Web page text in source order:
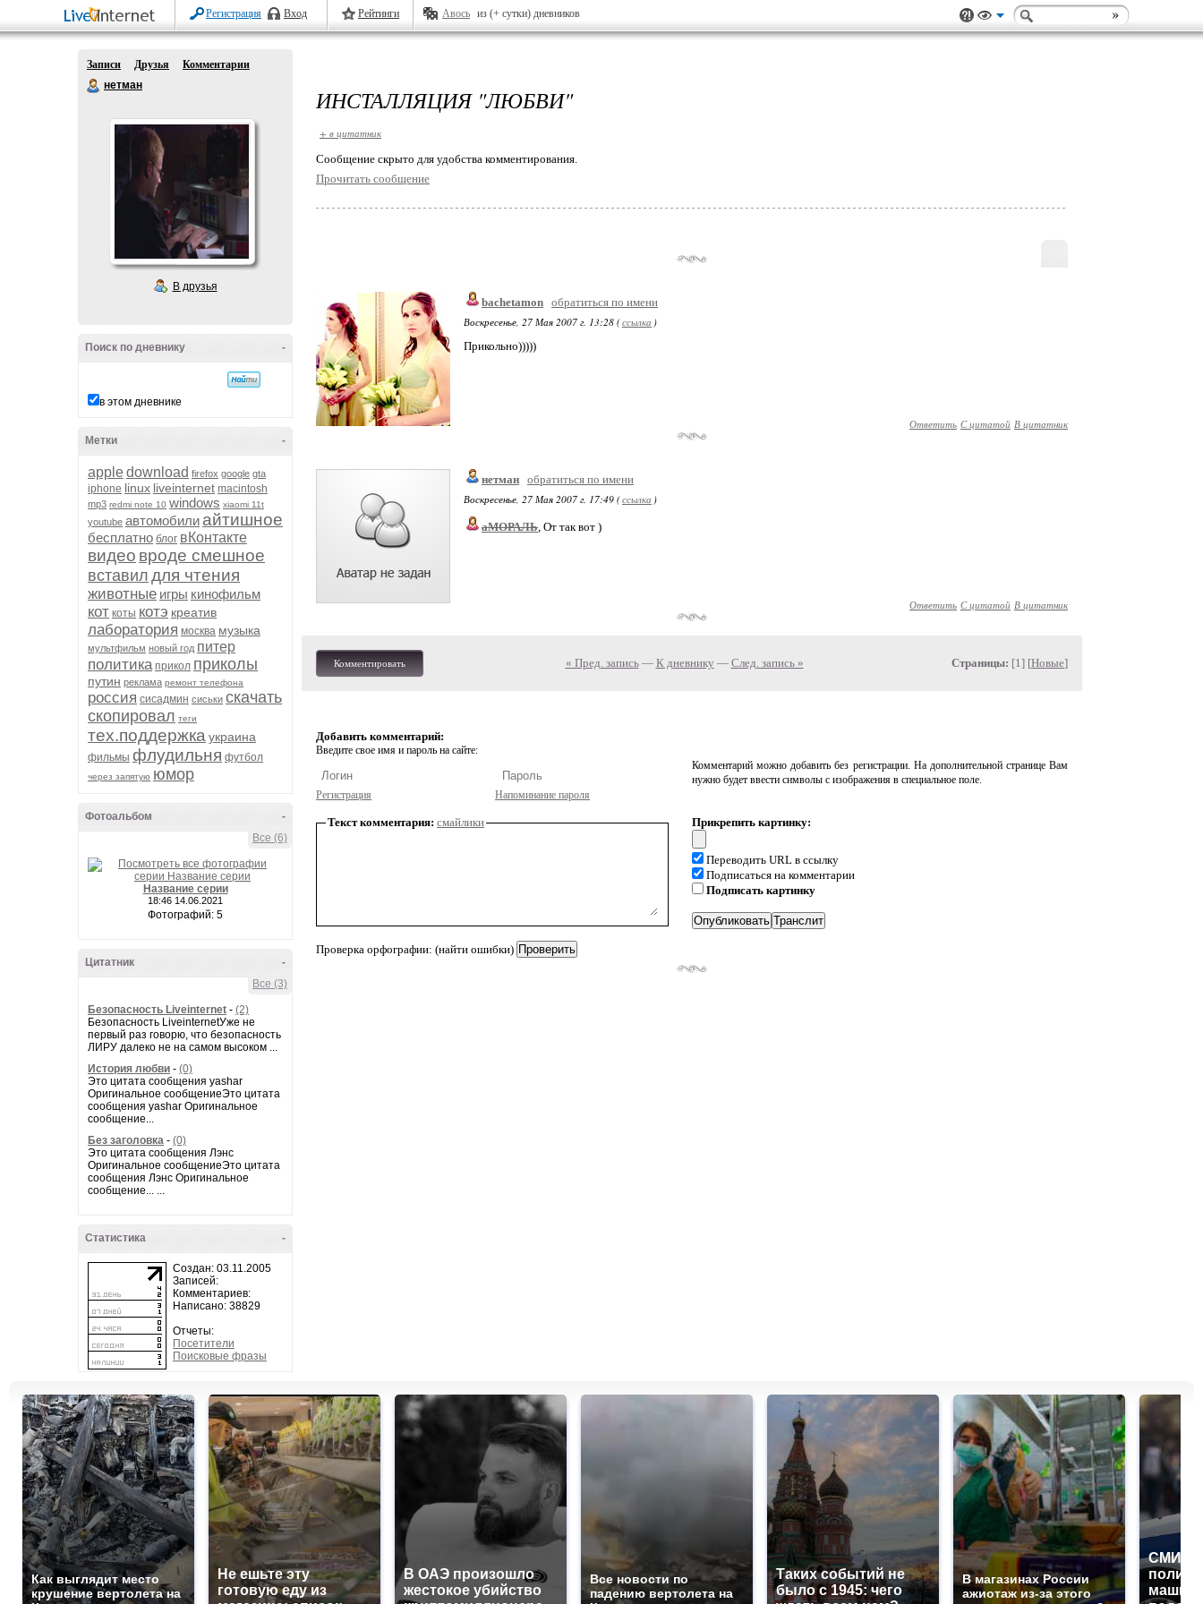
Регистрация Вход Рейтинги Авось из (+ сутки) дневников
Записи Друзья
Комментарии
нетман
В друзья
-
Поиск по дневнику
в этом дневнике
-
Метки
appledownload firefox google gta
iphone linux liveinternet macintosh
mp3 redmi note 10 windows xiaomi 11t
youtube автомобили айтишное
бесплатно блог вКонтакте
видео вроде смешное
вставил для чтения
животные игры кинофильм
кот коты котэ креатив
лаборатория москва музыка
мультфильм новый год питер
политика прикол приколы
путин реклама ремонт телефона
россия сисадмин сиськи скачать
скопировал теги
тех.поддержка украина
фильмы флудильня футбол
через запятую юмор
-
Фотоальбом
Все (6)
Название серии
18:46 14.06.2021
Фотографий: 5
-
Цитатник
Все (3)
Безопасность Liveinternet - (2)
Безопасность LiveinternetУже не
первый раз говорю, что безопасность
ЛИРУ далеко не на самом высоком ...
История любви - (0)
Это цитата сообщения yashar
Оригинальное сообщениеЭто цитата
сообщения yashar Оригинальное
сообщение...
Без заголовка - (0)
Это цитата сообщения Лэнс
Оригинальное сообщениеЭто цитата
сообщения Лэнс Оригинальное
сообщение... ...
-
Статистика
Создан: 03.11.2005
Записей:
Комментариев:
Написано: 38829
Отчеты:
Посетители
Поисковые фразы
ИНСТАЛЛЯЦИЯ "ЛЮБВИ"
+ в цитатник
Cообщение скрыто для удобства комментирования.
Прочитать сообщение
bachetamon обратиться по имени
Воскресенье, 27 Мая 2007 г. 13:28 (ссылка )
Прикольно)))))
Ответить С цитатой В цитатник
нетман обратиться по имени
Воскресенье, 27 Мая 2007 г. 17:49 (ссылка )
аМОРАЛЬ, От так вот )
Ответить С цитатой В цитатник
Комментировать « Пред. запись— К дневнику — След. запись » Страницы: [1] [Новые]
Добавить комментарий:
Введите свое имя и пароль на сайте:
Регистрация Напоминание пароля
Комментарий можно добавить без регистрации. На дополнительной странице Вам
нужно будет ввести символы с изображения в специальное поле.
Текст комментария: смайлики
Проверка орфографии: (найти ошибки)
Прикрепить картинку:
Переводить URL в ссылку
Подписаться на комментарии
Подписать картинку
Как выглядит место
крушение вертолета на
Не ешьте эту
готовую еду из
В ОАЭ произошло
жестокое убийство
Все новости по
падению вертолета на
Таких событий не
было с 1945: чего
В магазинах России
ажиотаж из-за этого
СМИ: В